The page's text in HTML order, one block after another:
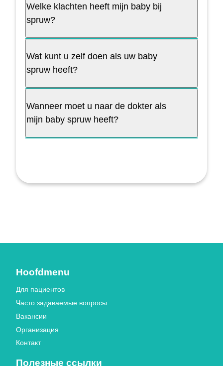
Welke klachten heeft mijn baby bij
spruw?
Wat kunt u zelf doen als uw baby
spruw heeft?
Wanneer moet u naar de dokter als
mijn baby spruw heeft?
Hoofdmenu
Для пациентов
Часто задаваемые вопросы
Вакансии
Организация
Контакт
Полезные ссылки